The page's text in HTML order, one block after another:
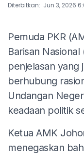
Diterbitkan: Jun 3, 2026
Pemuda PKR
Barisan
penjelasan yang
berhubung
Undangan
keadaan politik
Ketua AMK
menegaskan